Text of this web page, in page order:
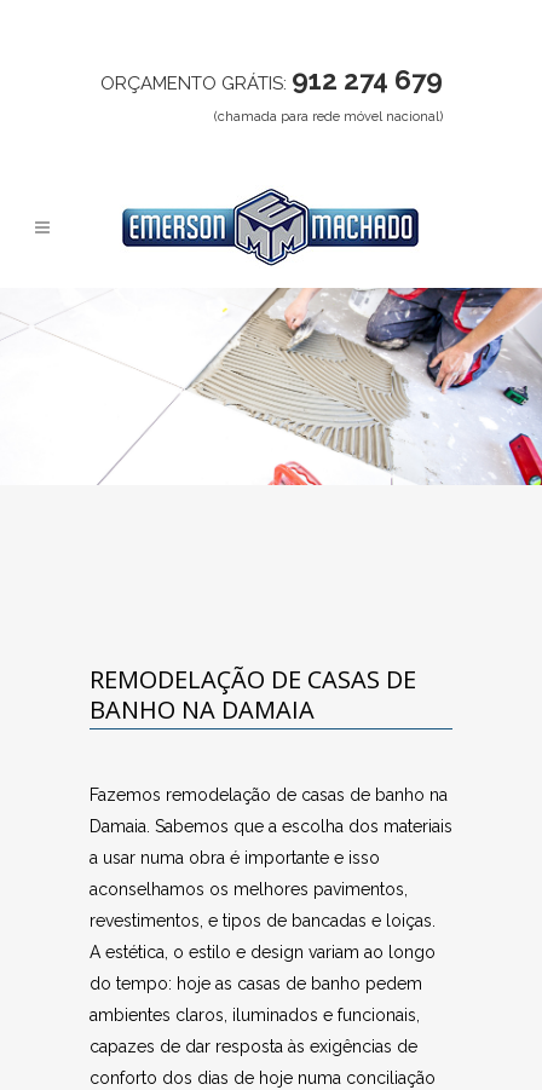
ORÇAMENTO GRÁTIS: 912 274 679
(chamada para rede móvel nacional)
REMODELAÇÃO DE CASAS DE
BANHO NA DAMAIA
Fazemos remodelação de casas de banho na
Damaia. Sabemos que a escolha dos materiais
a usar numa obra é importante e isso
aconselhamos os melhores pavimentos,
revestimentos, e tipos de bancadas e loiças.
A estética, o estilo e design variam ao longo
do tempo: hoje as casas de banho pedem
ambientes claros, iluminados e funcionais,
capazes de dar resposta às exigências de
conforto dos dias de hoje numa conciliação